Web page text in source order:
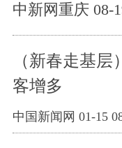
中新网重庆 08-
（新春走基
客增多
中国新闻网 01-15